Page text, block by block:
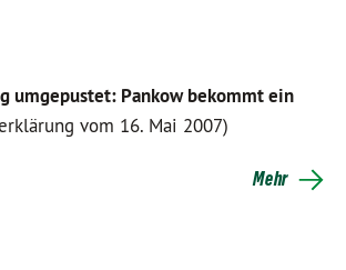
umgepustet: Pankow bekommt ein
vom 16. Mai 2007)
Mehr